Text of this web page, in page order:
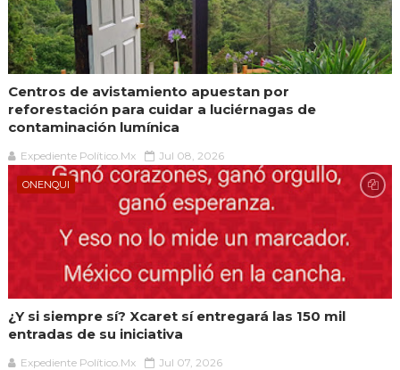
Centros de avistamiento apuestan por
reforestación para cuidar a luciérnagas de
contaminación lumínica
Expediente Político.Mx Jul 08, 2026
ONENQUI
¿Y si siempre sí? Xcaret sí entregará las 150 mil
entradas de su iniciativa
Expediente Político.Mx Jul 07, 2026